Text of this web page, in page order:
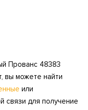
Прованс 48383
вы можете найти
или
связи для получение